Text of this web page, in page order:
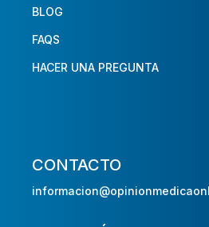
BLOG
FAQS
HACER UNA PREGUNTA
CONTACTO